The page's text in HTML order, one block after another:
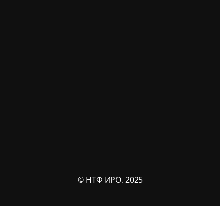
© НТФ ИРО, 2025